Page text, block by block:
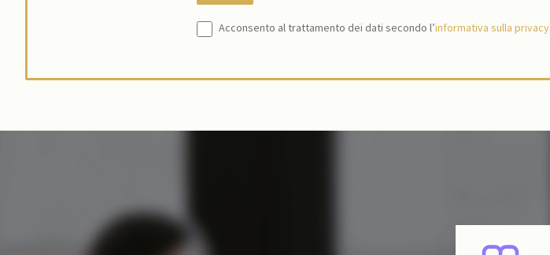
Acconsento al trattamento dei dati secondo l’informativa sulla privacy